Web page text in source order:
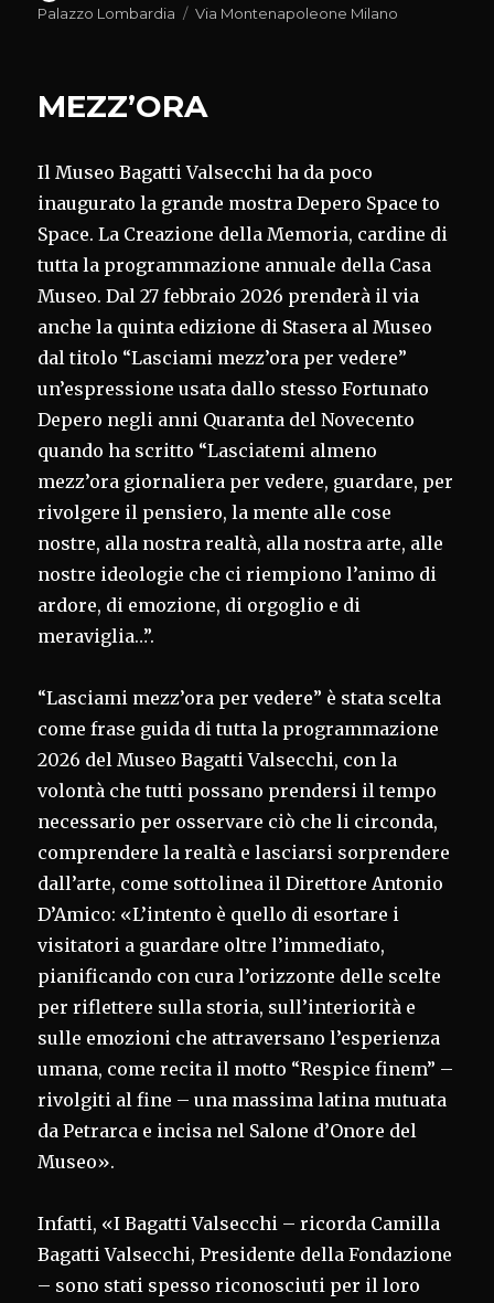
il
Palazzo Lombardia
Tag
Via Montenapoleone Milano
MEZZ’ORA
Il Museo Bagatti Valsecchi ha da poco
inaugurato la grande mostra Depero Space to
Space. La Creazione della Memoria, cardine di
tutta la programmazione annuale della Casa
Museo. Dal 27 febbraio 2026 prenderà il via
anche la quinta edizione di Stasera al Museo
dal titolo “Lasciami mezz’ora per vedere”
un’espressione usata dallo stesso Fortunato
Depero negli anni Quaranta del Novecento
quando ha scritto “Lasciatemi almeno
mezz’ora giornaliera per vedere, guardare, per
rivolgere il pensiero, la mente alle cose
nostre, alla nostra realtà, alla nostra arte, alle
nostre ideologie che ci riempiono l’animo di
ardore, di emozione, di orgoglio e di
meraviglia…”.
“Lasciami mezz’ora per vedere” è stata scelta
come frase guida di tutta la programmazione
2026 del Museo Bagatti Valsecchi, con la
volontà che tutti possano prendersi il tempo
necessario per osservare ciò che li circonda,
comprendere la realtà e lasciarsi sorprendere
dall’arte, come sottolinea il Direttore Antonio
D’Amico: «L’intento è quello di esortare i
visitatori a guardare oltre l’immediato,
pianificando con cura l’orizzonte delle scelte
per riflettere sulla storia, sull’interiorità e
sulle emozioni che attraversano l’esperienza
umana, come recita il motto “Respice finem” –
rivolgiti al fine – una massima latina mutuata
da Petrarca e incisa nel Salone d’Onore del
Museo».
Infatti, «I Bagatti Valsecchi – ricorda Camilla
Bagatti Valsecchi, Presidente della Fondazione
– sono stati spesso riconosciuti per il loro